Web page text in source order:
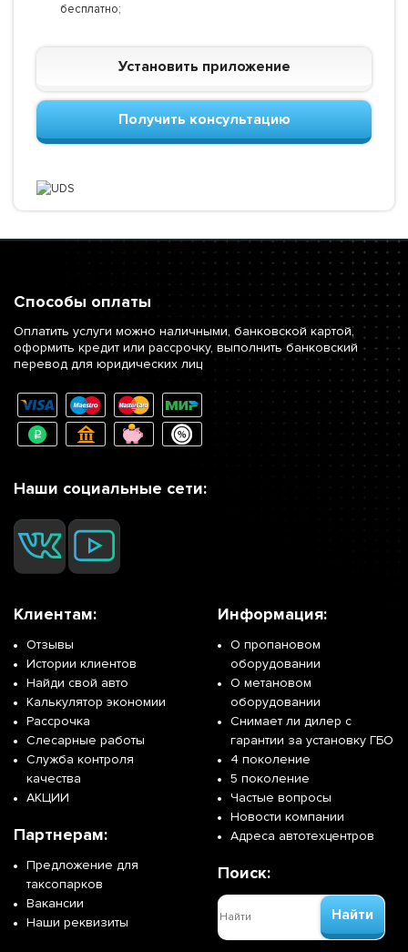
бесплатно;
Установить приложение
Получить консультацию
Способы оплаты
Оплатить услуги можно наличными, банковской картой,
оформить кредит или рассрочку, выполнить банковский
перевод для юридических лиц
Наши социальные сети:
Клиентам:
Отзывы
Истории клиентов
Найди свой авто
Калькулятор экономии
Рассрочка
Слесарные работы
Служба контроля
качества
АКЦИИ
Партнерам:
Предложение для
таксопарков
Вакансии
Наши реквизиты
Информация:
О пропановом
оборудовании
О метановом
оборудовании
Снимает ли дилер с
гарантии за установку ГБО
4 поколение
5 поколение
Частые вопросы
Новости компании
Адреса автотехцентров
Поиск:
Найти